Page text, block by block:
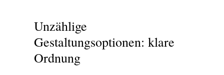
Unzählige
Gestaltungsoptionen: klare
Ordnung